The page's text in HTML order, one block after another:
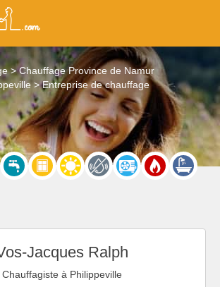
Chauffage Province de Namur
Entreprise de chauffage
Jacques Ralph
Chauffagiste à Philippeville